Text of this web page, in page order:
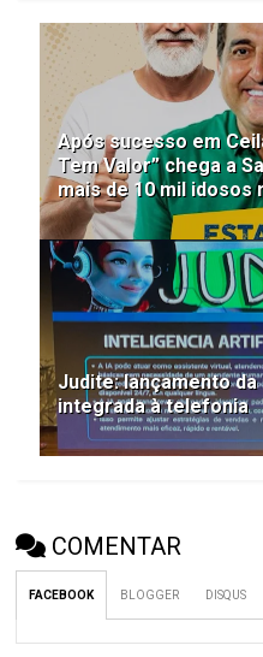
Após sucesso em
Tem Valor” chega a
mais de 10 mil idosos
Judite: lançamento
integrada à telefonia
COMENTAR
FACEBOOK BLOGGER DISQUS